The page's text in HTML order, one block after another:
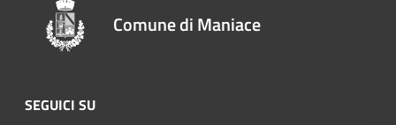
Comune di Maniace
SEGUICI SU